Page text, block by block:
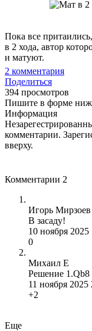
Пока все
в 2 хода, автор
и матуют.
2 комментария
Поделиться
394 просмотров
Пишите в форме
Информация
комментарии.
вверху.
Комментарии 2
Игорь Мирзоев
В засаду!
10 ноября 2025
0
Михаил Е
Решение 1.Qb8
11 ноября 2025
+2
Еще